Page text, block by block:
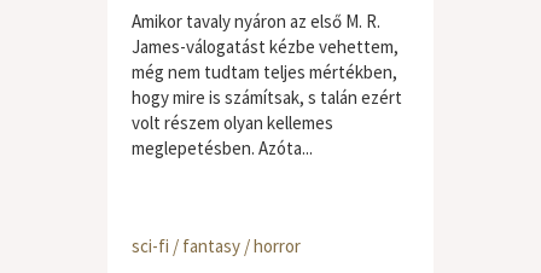
Amikor tavaly nyáron az első M. R.
James-válogatást kézbe vehettem,
még nem tudtam teljes mértékben,
hogy mire is számítsak, s talán ezért
volt részem olyan kellemes
meglepetésben. Azóta...
sci-fi / fantasy / horror